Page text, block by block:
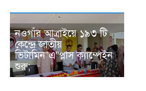
নওগাঁর আত্রাইয়ে ১৯৩ টি
কেন্দ্রে জাতীয়
ভিটামিন”এ”প্লাস ক্যাম্পেইন
শুরু;